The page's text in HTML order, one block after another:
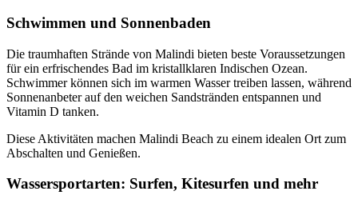
Schwimmen und Sonnenbaden
Die traumhaften Strände von Malindi bieten beste Voraussetzungen
für ein erfrischendes Bad im kristallklaren Indischen Ozean.
Schwimmer können sich im warmen Wasser treiben lassen, während
Sonnenanbeter auf den weichen Sandstränden entspannen und
Vitamin D tanken.
Diese Aktivitäten machen Malindi Beach zu einem idealen Ort zum
Abschalten und Genießen.
Wassersportarten: Surfen, Kitesurfen und mehr